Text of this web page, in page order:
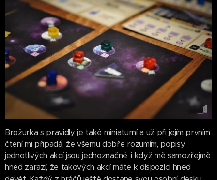
Brožurka s pravidly je také miniaturní a už při jejím prvním
čtení mi připadá, že všemu dobře rozumím, popisy
jednotlivých akcí jsou jednoznačné, i když mě samozřejmě
hned zarazí, že takových akcí máte k dispozici hned